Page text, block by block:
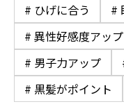
# ひげに合う
#
# 異性好感度アップ
# 男子力アップ
# 黒髪がポイント